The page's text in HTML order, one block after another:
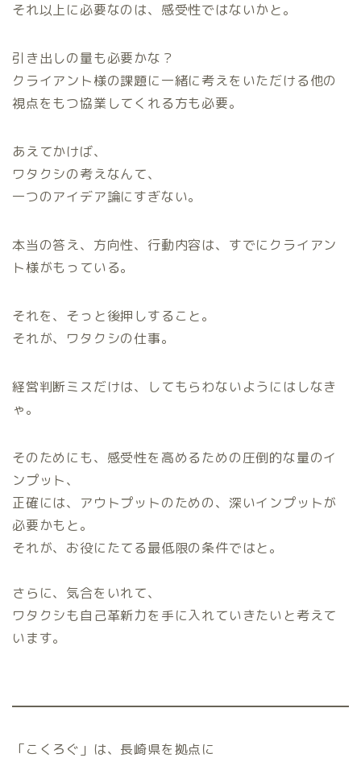
それ以上に必要なのは、感受性ではないかと。
引き出しの量も必要かな？
クライアント様の課題に一緒に考えをいただける他の
視点をもつ協業してくれる方も必要。
あえてかけば、
ワタクシの考えなんて、
一つのアイデア論にすぎない。
本当の答え、方向性、行動内容は、すでにクライアン
ト様がもっている。
それを、そっと後押しすること。
それが、ワタクシの仕事。
経営判断ミスだけは、してもらわないようにはしなき
ゃ。
そのためにも、感受性を高めるための圧倒的な量のイ
ンプット、
正確には、アウトプットのための、深いインプットが
必要かもと。
それが、お役にたてる最低限の条件ではと。
さらに、気合をいれて、
ワタクシも自己革新力を手に入れていきたいと考えて
います。
「こくろぐ」は、長崎県を拠点に